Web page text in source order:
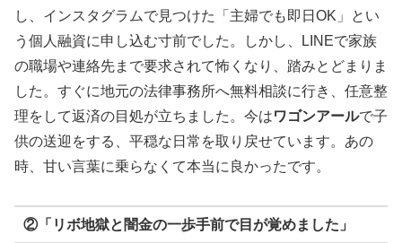
し、インスタグラムで見つけた「主婦でも即日OK」とい
う個人融資に申し込む寸前でした。しかし、LINEで家族
の職場や連絡先まで要求されて怖くなり、踏みとどまりま
した。すぐに地元の法律事務所へ無料相談に行き、任意整
理をして返済の目処が立ちました。今はワゴンアールで子
供の送迎をする、平穏な日常を取り戻せています。あの
時、甘い言葉に乗らなくて本当に良かったです。
②「リボ地獄と闇金の一歩手前で目が覚めました」